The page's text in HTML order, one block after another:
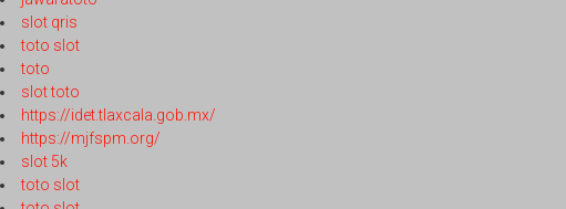
slot qris
toto slot
toto
slot toto
https://idet.tlaxcala.gob.mx/
https://mjfspm.org/
slot 5k
toto slot